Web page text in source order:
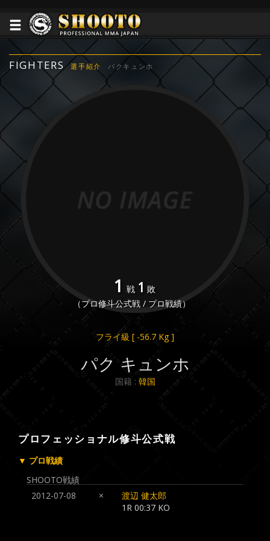
FIGHTERS 選手紹介 パクキュンホ
1 戦 1 敗
（プロ修斗公式戦 / プロ戦績）
フライ級 [ -56.7 Kg ]
パク キュンホ
国籍 : 韓国
プロフェッショナル修斗公式戦
▼ プロ戦績
SHOOTO戦績
2012-07-08
×
渡辺 健太郎
1R 00:37 KO